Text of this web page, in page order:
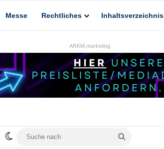
Messe Rechtliches Inhaltsverzeichnis
ARKM.marketing
MastodonSkin umschalten